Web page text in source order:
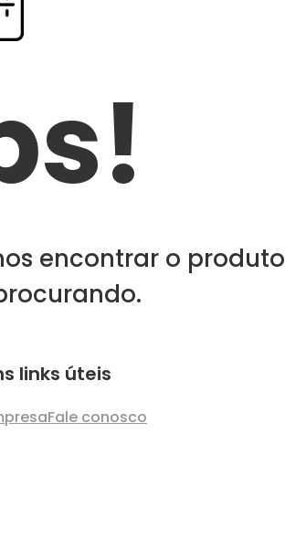
encontrar o produto
links úteis
Fale conosco